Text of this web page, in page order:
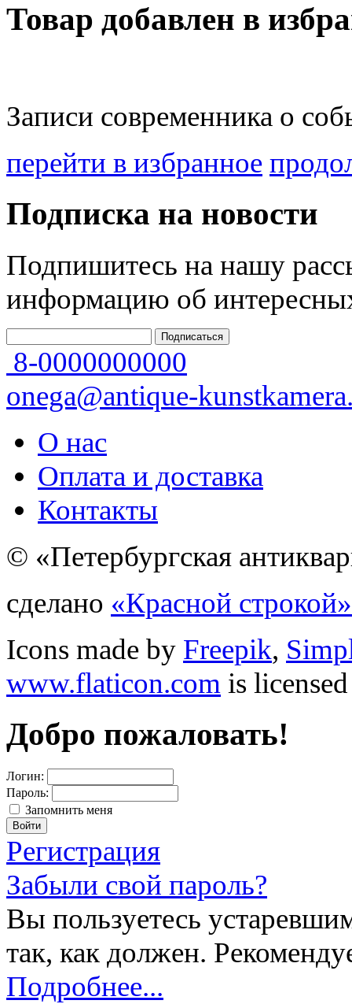
Товар добавлен в
Записи современника о
перейти в избранное
Подписка на новости
Подпишитесь на нашу
информацию об
8-0000000000
onega@antique-
О нас
Оплата и доставка
Контакты
© «Петербургская
сделано «Красной строкой»
Icons made by Freepik,
www.flaticon.com is
Добро пожаловать!
Логин:
Пароль:
Запомнить меня
Регистрация
Забыли свой пароль?
Вы пользуетесь
так, как должен.
Подробнее...